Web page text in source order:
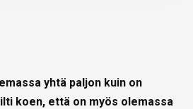
yhtä paljon kuin on
koen, että on myös olemassa